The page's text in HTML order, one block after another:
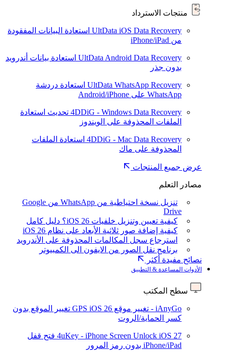
منتجات الاسترداد
UltData iOS Data Recovery استعادة البيانات المفقودة
من iPhone/iPad
UltData Android Data Recovery استعادة بيانات أندرويد
بدون جذر
UltData WhatsApp Recovery استعادة دردشة
WhatsApp على Android/iPhone
4DDiG - Windows Data Recovery تحديث استعادة
الملفات المحذوفة على الويندوز
4DDiG - Mac Data Recovery استعادة الملفات
المحذوفة على ماك
عرض جميع المنتجات
مصادر التعلم
تنزيل نسخة احتياطية من WhatsApp من Google
Drive
كيفية تعيين وتنزيل خلفيات iOS 26؟ دليل كامل
كيفية إضافة صور ثلاثية الأبعاد على نظام iOS 26
استرجاع سجل المكالمات المحذوفة على الأندرويد
برنامج نقل الصور من الايفون الى الكمبيوتر
نصائح مفيدة أكثر
الأدوات المساعدة & التطبيق
سطح المكتب
iAnyGo - تغيير موقع GPS iOS 26
تغيير الموقع بدون
كسر الحماية/الروت
4uKey - iPhone Screen Unlock iOS 27
فتح قفل
iPhone/iPad بدون رمز المرور